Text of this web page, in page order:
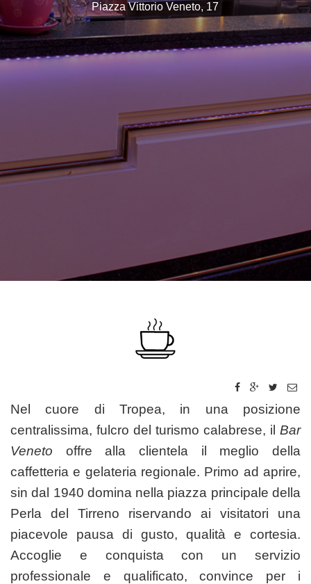
Piazza Vittorio Veneto, 17
Nel cuore di Tropea, in una posizione
centralissima, fulcro del turismo calabrese, il Bar
Veneto offre alla clientela il meglio della
caffetteria e gelateria regionale. Primo ad aprire,
sin dal 1940 domina nella piazza principale della
Perla del Tirreno riservando ai visitatori una
piacevole pausa di gusto, qualità e cortesia.
Accoglie e conquista con un servizio
professionale e qualificato, convince per i